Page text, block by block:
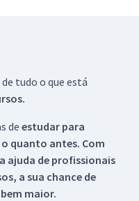
tudo o que está
de estudar para
quanto antes. Com
ajuda de profissionais
a sua chance de
maior.